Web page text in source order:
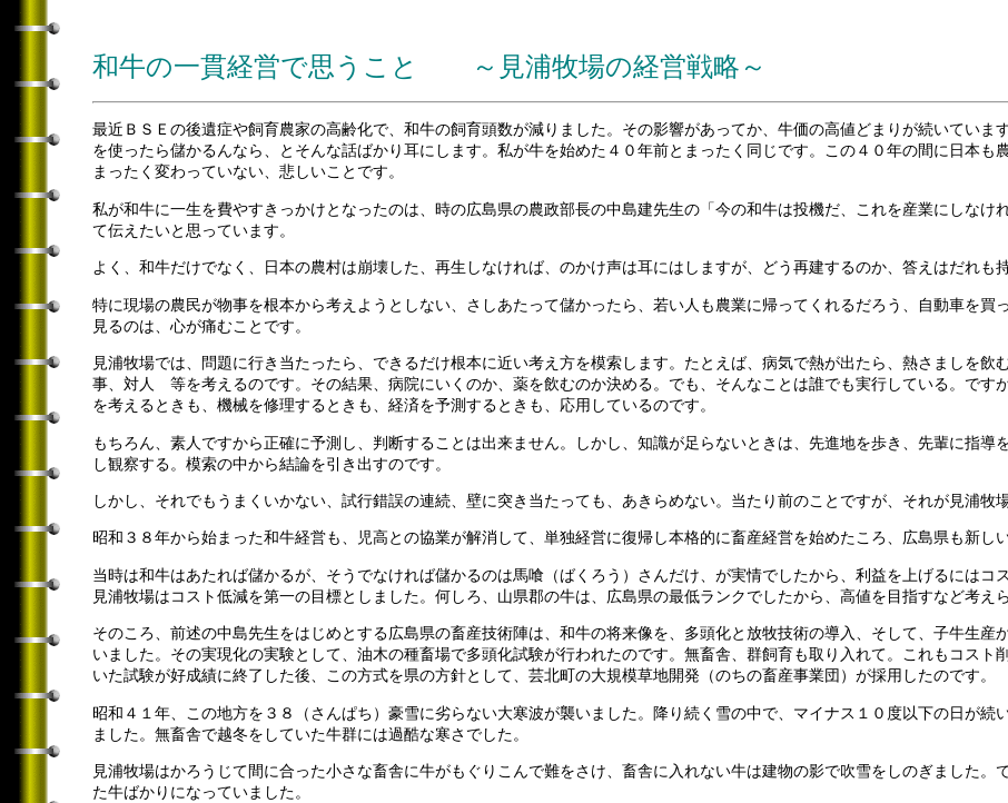
和牛の一貫経営で思うこと ～見浦牧場の経営戦略～
最近ＢＳＥの後遺症や飼育農家の高齢化で、和牛の飼育頭数が減りました。その影響があってか、牛価の高値どまりが続いてい
を使ったら儲かるんなら、とそんな話ばかり耳にします。私が牛を始めた４０年前とまったく同じです。この４０年の間に日本
まったく変わっていない、悲しいことです。
私が和牛に一生を費やすきっかけとなったのは、時の広島県の農政部長の中島建先生の「今の和牛は投機だ、これを産業にしな
て伝えたいと思っています。
よく、和牛だけでなく、日本の農村は崩壊した、再生しなければ、のかけ声は耳にはしますが、どう再建するのか、答えはだれも
特に現場の農民が物事を根本から考えようとしない、さしあたって儲かったら、若い人も農業に帰ってくれるだろう、自動車を
見るのは、心が痛むことです。
見浦牧場では、問題に行き当たったら、できるだけ根本に近い考え方を模索します。たとえば、病気で熱が出たら、熱さましを
事、対人 等を考えるのです。その結果、病院にいくのか、薬を飲むのか決める。でも、そんなことは誰でも実行している。です
を考えるときも、機械を修理するときも、経済を予測するときも、応用しているのです。
もちろん、素人ですから正確に予測し、判断することは出来ません。しかし、知識が足らないときは、先進地を歩き、先輩に指
し観察する。模索の中から結論を引き出すのです。
しかし、それでもうまくいかない、試行錯誤の連続、壁に突き当たっても、あきらめない。当たり前のことですが、それが見浦牧
昭和３８年から始まった和牛経営も、児高との協業が解消して、単独経営に復帰し本格的に畜産経営を始めたころ、広島県も新し
当時は和牛はあたれば儲かるが、そうでなければ儲かるのは馬喰（ばくろう）さんだけ、が実情でしたから、利益を上げるにはコ
見浦牧場はコスト低減を第一の目標としました。何しろ、山県郡の牛は、広島県の最低ランクでしたから、高値を目指すなど考え
そのころ、前述の中島先生をはじめとする広島県の畜産技術陣は、和牛の将来像を、多頭化と放牧技術の導入、そして、子牛生
いました。その実現化の実験として、油木の種畜場で多頭化試験が行われたのです。無畜舎、群飼育も取り入れて。これもコス
いた試験が好成績に終了した後、この方式を県の方針として、芸北町の大規模草地開発（のちの畜産事業団）が採用したのです。
昭和４１年、この地方を３８（さんぱち）豪雪に劣らない大寒波が襲いました。降り続く雪の中で、マイナス１０度以下の日が
ました。無畜舎で越冬をしていた牛群には過酷な寒さでした。
見浦牧場はかろうじて間に合った小さな畜舎に牛がもぐりこんで難をさけ、畜舎に入れない牛は建物の影で吹雪をしのぎました
た牛ばかりになっていました。